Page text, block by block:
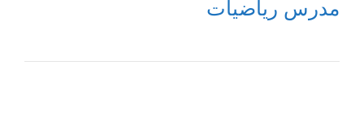
مدرس رياضيات